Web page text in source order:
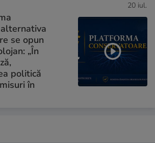
20 iul.
se opun
„În
politică
în